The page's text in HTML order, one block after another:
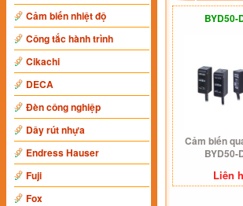
Cảm biến nhiệt độ
Công tắc hành trình
Cikachi
DECA
Đèn công nghiệp
Dây rút nhựa
Endress Hauser
Fuji
Fox
BYD50-
Cảm biến
BYD50-
Liên